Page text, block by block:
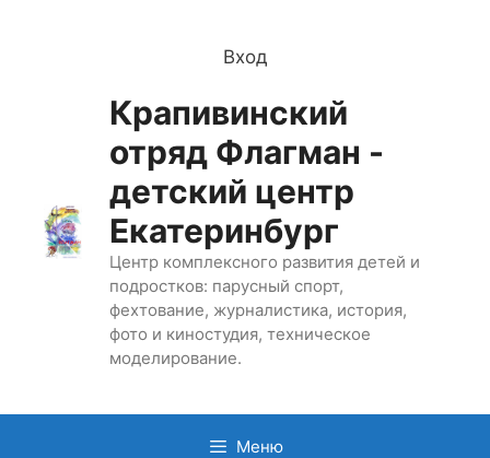
Вход
Крапивинский
отряд Флагман -
детский центр
Екатеринбург
Центр комплексного развития детей и
подростков: парусный спорт,
фехтование, журналистика, история,
фото и киностудия, техническое
моделирование.
Меню